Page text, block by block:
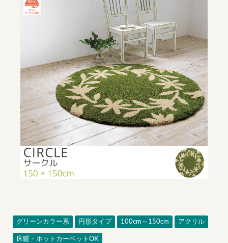
グリーンカラー系 円形タイプ 100cm～150cm アクリル
床暖・ホットカーペットOK